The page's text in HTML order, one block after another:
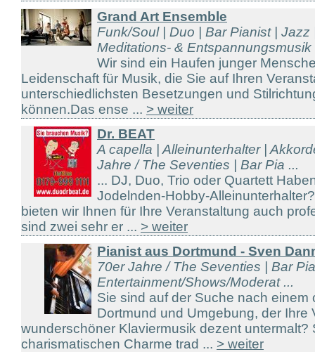
Grand Art Ensemble
Funk/Soul | Duo | Bar Pianist | Jazz
Meditations- & Entspannungsmusik
Wir sind ein Haufen junger
Leidenschaft für Musik, die Sie auf Ihren
unterschiedlichsten Besetzungen und
können.Das ense ... > weiter
Dr. BEAT
A capella | Alleinunterhalter |
Jahre / The Seventies | Bar Pia ...
... DJ, Duo, Trio oder Quartett
Jodelnden-Hobby-
bieten wir Ihnen für Ihre Veranstaltung auch
sind zwei sehr er ... > weiter
Pianist aus Dortmund - Sven
70er Jahre / The Seventies | Bar
Entertainment/Shows/Moderat ...
Sie sind auf der Suche nach einem
Dortmund und Umgebung, der Ihre
wunderschöner Klaviermusik dezent untermalt?
charismatischen Charme trad ... > weiter